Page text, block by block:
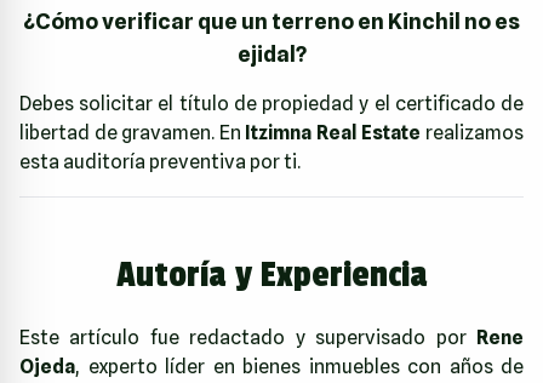
¿Cómo verificar que un terreno en Kinchil no es
ejidal?
Debes solicitar el título de propiedad y el certificado de
libertad de gravamen. En Itzimna Real Estate realizamos
esta auditoría preventiva por ti.
Autoría y Experiencia
Este artículo fue redactado y supervisado por Rene
Ojeda, experto líder en bienes inmuebles con años de